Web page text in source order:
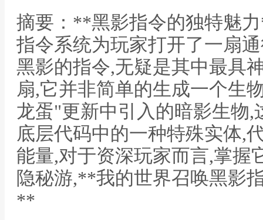
摘要：**黑影指令的独特魅
指令系统为玩家打开了一扇
黑影的指令,无疑是其中最具
扇,它并非简单的生成一个生
龙蛋"更新中引入的暗影生物
底层代码中的一种特殊实体,
能量,对于资深玩家而言,掌握
隐秘游,**我的世界召唤黑影
**